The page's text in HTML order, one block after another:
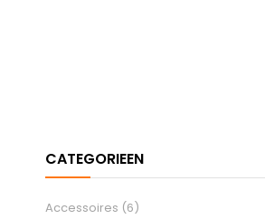
Accessoires (6)